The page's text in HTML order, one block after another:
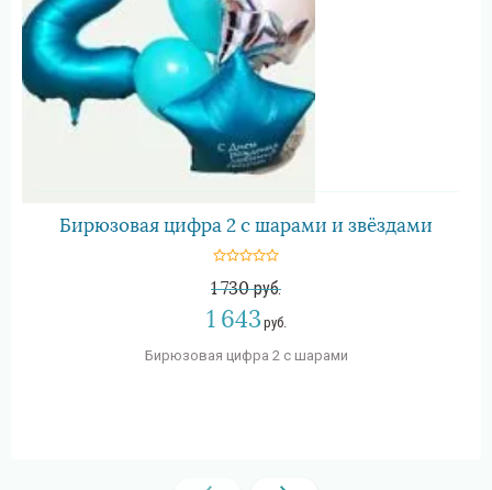
Бирюзовая цифра 2 с шарами и звёздами
1 643руб.
1 730руб.
Бирюзовая цифра 2 с шарами